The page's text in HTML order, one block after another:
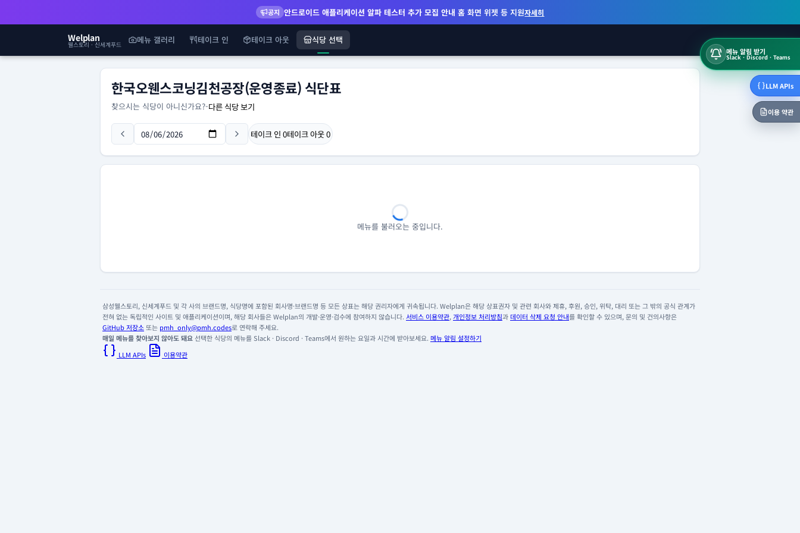
공지 안드로이드 애플리케이션 알파 테스터 추가 모집 안내 홈 화면 위젯 등 지원자세히
Welplan
웰스토리 · 신세계푸드 메뉴 갤러리 테이크 인 테이크 아웃 식당 선택
메뉴 알림 받기
Slack · Discord · Teams
LLM APIs
이용 약관
한국오웬스코닝김천공장(운영종료) 식단표
찾으시는 식당이 아니신가요?-다른 식당 보기
테이크 인 0테이크 아웃0
메뉴를 불러오는 중입니다.
삼성웰스토리, 신세계푸드 및 각 사의 브랜드명, 식당명에 포함된 회사명·브랜드명 등 모든 상표는 해당 권리자에게 귀속됩니다. Welplan은 해당 상표권자 및 관련 회사와 제휴, 후원, 승인, 위탁, 대리 또는 그 밖의 공식 관계가
전혀 없는 독립적인 사이트 및 애플리케이션이며, 해당 회사들은 Welplan의 개발·운영·검수에 참여하지 않습니다. 서비스 이용약관, 개인정보 처리방침과데이터 삭제 요청 안내를 확인할 수 있으며, 문의 및 건의사항은
GitHub 저장소 또는 pmh_only@pmh.codes로 연락해 주세요.
매일 메뉴를 찾아보지 않아도 돼요선택한 식당의 메뉴를 Slack · Discord · Teams에서 원하는 요일과 시간에 받아보세요. 메뉴 알림 설정하기
LLM APIs
이용약관